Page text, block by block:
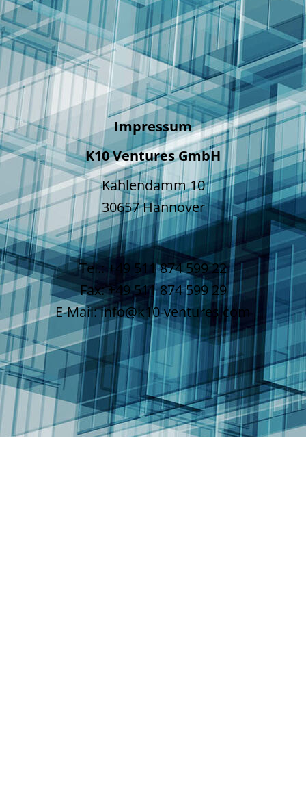
Impressum
K10 Ventures GmbH
Kahlendamm 10
30657 Hannover
Tel.: +49 511 874 599 22
Fax: +49 511 874 599 29
E-Mail: info@k10-ventures.com